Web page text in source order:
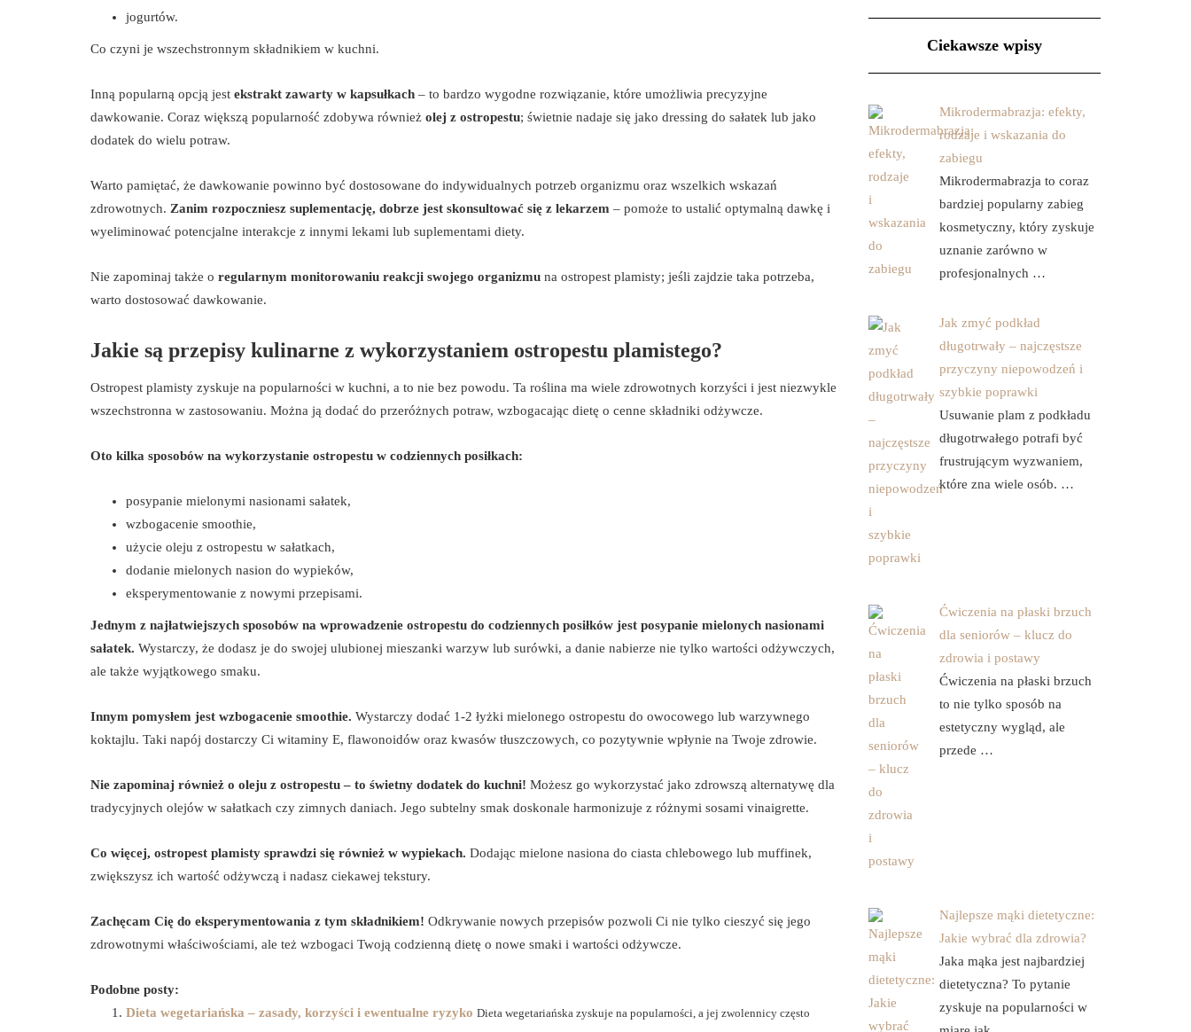
jogurtów.
Co czyni je wszechstronnym składnikiem w kuchni.
Inną popularną opcją jest ekstrakt zawarty w kapsułkach – to bardzo wygodne rozwiązanie, które umożliwia precyzyjne
dawkowanie. Coraz większą popularność zdobywa również olej z ostropestu; świetnie nadaje się jako dressing do sałatek lub jako
dodatek do wielu potraw.
Warto pamiętać, że dawkowanie powinno być dostosowane do indywidualnych potrzeb organizmu oraz wszelkich wskazań
zdrowotnych. Zanim rozpoczniesz suplementację, dobrze jest skonsultować się z lekarzem – pomoże to ustalić optymalną dawkę i
wyeliminować potencjalne interakcje z innymi lekami lub suplementami diety.
Nie zapominaj także o regularnym monitorowaniu reakcji swojego organizmu na ostropest plamisty; jeśli zajdzie taka potrzeba,
warto dostosować dawkowanie.
Jakie są przepisy kulinarne z wykorzystaniem ostropestu plamistego?
Ostropest plamisty zyskuje na popularności w kuchni, a to nie bez powodu. Ta roślina ma wiele zdrowotnych korzyści i jest niezwykle
wszechstronna w zastosowaniu. Można ją dodać do przeróżnych potraw, wzbogacając dietę o cenne składniki odżywcze.
Oto kilka sposobów na wykorzystanie ostropestu w codziennych posiłkach:
posypanie mielonymi nasionami sałatek,
wzbogacenie smoothie,
użycie oleju z ostropestu w sałatkach,
dodanie mielonych nasion do wypieków,
eksperymentowanie z nowymi przepisami.
Jednym z najłatwiejszych sposobów na wprowadzenie ostropestu do codziennych posiłków jest posypanie mielonych nasionami
sałatek. Wystarczy, że dodasz je do swojej ulubionej mieszanki warzyw lub surówki, a danie nabierze nie tylko wartości odżywczych,
ale także wyjątkowego smaku.
Innym pomysłem jest wzbogacenie smoothie. Wystarczy dodać 1-2 łyżki mielonego ostropestu do owocowego lub warzywnego
koktajlu. Taki napój dostarczy Ci witaminy E, flawonoidów oraz kwasów tłuszczowych, co pozytywnie wpłynie na Twoje zdrowie.
Nie zapominaj również o oleju z ostropestu – to świetny dodatek do kuchni! Możesz go wykorzystać jako zdrowszą alternatywę dla
tradycyjnych olejów w sałatkach czy zimnych daniach. Jego subtelny smak doskonale harmonizuje z różnymi sosami vinaigrette.
Co więcej, ostropest plamisty sprawdzi się również w wypiekach. Dodając mielone nasiona do ciasta chlebowego lub muffinek,
zwiększysz ich wartość odżywczą i nadasz ciekawej tekstury.
Zachęcam Cię do eksperymentowania z tym składnikiem! Odkrywanie nowych przepisów pozwoli Ci nie tylko cieszyć się jego
zdrowotnymi właściwościami, ale też wzbogaci Twoją codzienną dietę o nowe smaki i wartości odżywcze.
Podobne posty:
Dieta wegetariańska – zasady, korzyści i ewentualne ryzyko Dieta wegetariańska zyskuje na popularności, a jej zwolennicy często
Ciekawsze wpisy
Mikrodermabrazja: efekty,
rodzaje i wskazania do
zabiegu
Mikrodermabrazja to coraz
bardziej popularny zabieg
kosmetyczny, który zyskuje
uznanie zarówno w
profesjonalnych …
Jak zmyć podkład
długotrwały – najczęstsze
przyczyny niepowodzeń i
szybkie poprawki
Usuwanie plam z podkładu
długotrwałego potrafi być
frustrującym wyzwaniem,
które zna wiele osób. …
Ćwiczenia na płaski brzuch
dla seniorów – klucz do
zdrowia i postawy
Ćwiczenia na płaski brzuch
to nie tylko sposób na
estetyczny wygląd, ale
przede …
Najlepsze mąki dietetyczne:
Jakie wybrać dla zdrowia?
Jaka mąka jest najbardziej
dietetyczna? To pytanie
zyskuje na popularności w